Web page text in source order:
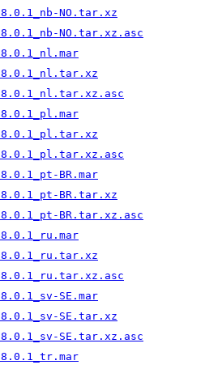
NO.tar.xz
NO.tar.xz.asc
BR.mar
BR.tar.xz
BR.tar.xz.asc
SE.mar
SE.tar.xz
SE.tar.xz.asc